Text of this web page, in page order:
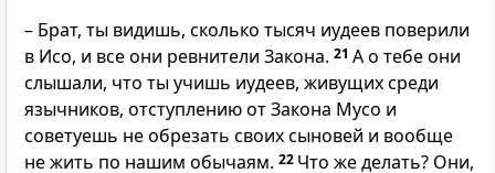
– Брат, ты видишь, сколько тысяч иудеев поверили
в Исо, и все они ревнители Закона. 21 А о тебе они
слышали, что ты учишь иудеев, живущих среди
язычников, отступлению от Закона Мусо и
советуешь не обрезать своих сыновей и вообще
не жить по нашим обычаям. 22 Что же делать? Они,